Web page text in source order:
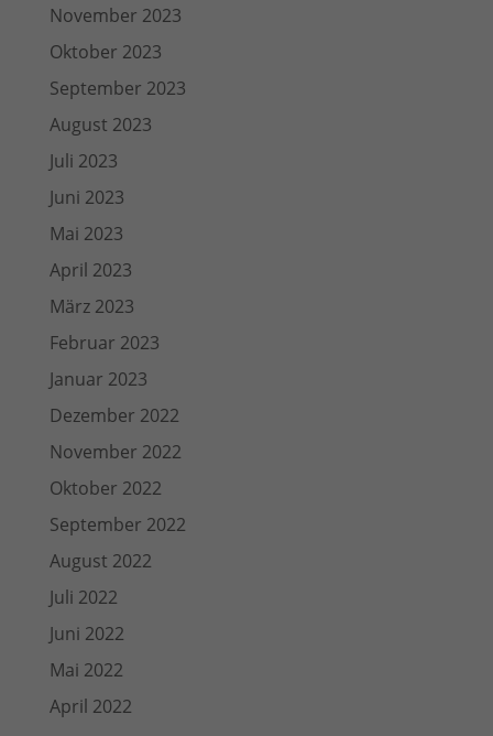
November 2023
Oktober 2023
September 2023
August 2023
Juli 2023
Juni 2023
Mai 2023
April 2023
März 2023
Februar 2023
Januar 2023
Dezember 2022
November 2022
Oktober 2022
September 2022
August 2022
Juli 2022
Juni 2022
Mai 2022
April 2022